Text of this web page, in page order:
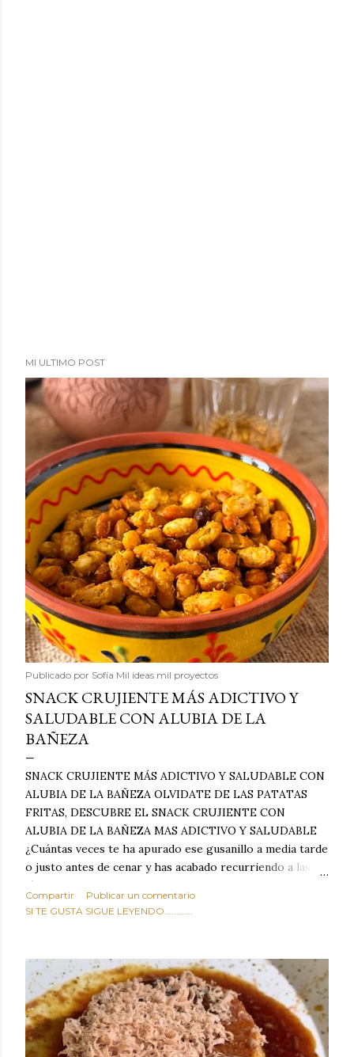
MI ULTIMO POST
Publicado por Sofía Mil ideas mil proyectos
SNACK CRUJIENTE MÁS ADICTIVO Y
SALUDABLE CON ALUBIA DE LA
BAÑEZA
SNACK CRUJIENTE MÁS ADICTIVO Y SALUDABLE CON
ALUBIA DE LA BAÑEZA OLVIDATE DE LAS PATATAS
FRITAS, DESCUBRE EL SNACK CRUJIENTE CON
ALUBIA DE LA BAÑEZA MAS ADICTIVO Y SALUDABLE
¿Cuántas veces te ha apurado ese gusanillo a media tarde
o justo antes de cenar y has acabado recurriendo a las
típicas patatas de bolsa, frutos secos fritos o snacks
ultraprocesados llenos de grasas saturadas y sodio?
sabroso, con ese toque tostado y crujiente que tanto nos
satisface. Estas alubias crujientes al horno van a cambiar
por completo tu forma de ver las legumbres. Olvídate de
asociar las alubias únicamente a los guisos tradicionales y
copiosos de invierno. Con esta receta simple pero
revolucionaria, transformaremos un ingrediente tan
Compartir
Publicar un comentario
SI TE GUSTA SIGUE LEYENDO............